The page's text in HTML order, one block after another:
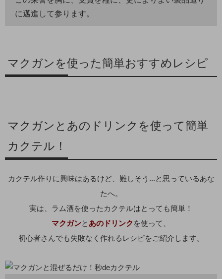
に邁進して参ります。
マクガンを使った簡単おすすめレシピ
マクガンとあのドリンクを使って簡単
カクテル！
カクテル作りに興味はあるけど、難しそう...と思っているあな
たへ。
実は、ラム酒を使ったカクテルはとっても簡単！
マクガンと あのドリンク を使って、
初心者さんでも失敗なく作れるレシピをご紹介します。